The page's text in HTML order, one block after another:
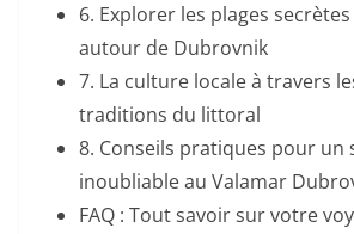
6. Explorer les plages
autour de Dubrovnik
7. La culture locale à travers
traditions du littoral
8. Conseils pratiques pour un
inoubliable au Valamar
FAQ : Tout savoir sur votre